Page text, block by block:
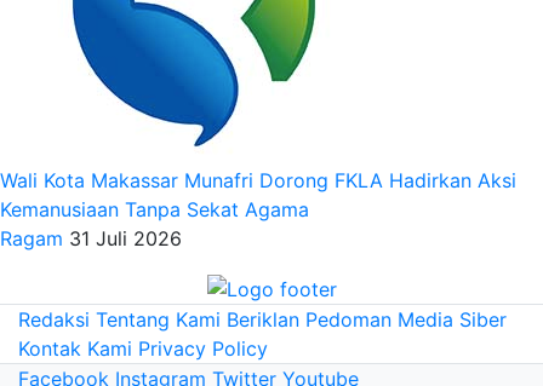
Wali Kota Makassar Munafri Dorong FKLA Hadirkan Aksi
Kemanusiaan Tanpa Sekat Agama
Ragam 31 Juli 2026
Redaksi Tentang Kami Beriklan Pedoman Media Siber
Kontak Kami Privacy Policy
Facebook Instagram Twitter Youtube